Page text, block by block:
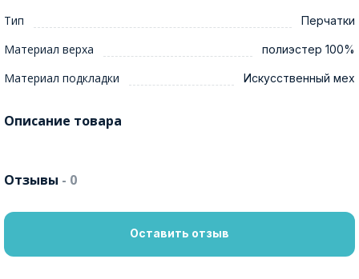
Тип Перчатки
Материал верха полиэстер 100%
Материал подкладки Искусственный мех
Описание товара
Отзывы - 0
Оставить отзыв